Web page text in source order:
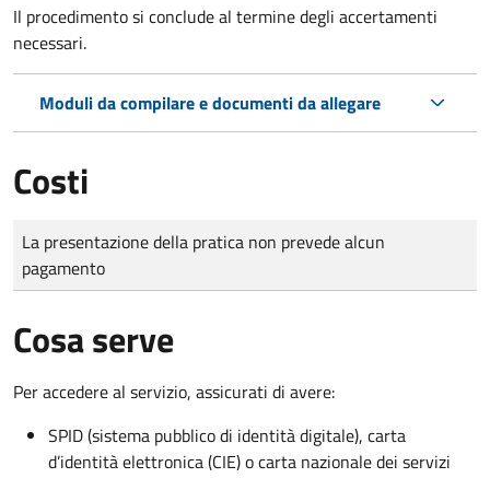
Il procedimento si conclude al termine degli accertamenti
necessari.
Moduli da compilare e documenti da allegare
Costi
Tipo di pagamento
Importo
La presentazione della pratica non prevede alcun
pagamento
Cosa serve
Per accedere al servizio, assicurati di avere:
SPID (sistema pubblico di identità digitale), carta
d’identità elettronica (CIE) o carta nazionale dei servizi